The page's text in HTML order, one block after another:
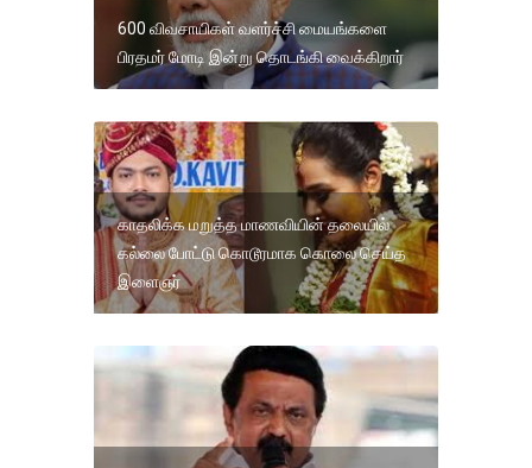
600 விவசாயிகள் வளர்ச்சி மையங்களை
பிரதமர் மோடி இன்று தொடங்கி வைக்கிறார்
காதலிக்க மறுத்த மாணவியின் தலையில்
கல்லை போட்டு கொடூரமாக கொலை செய்த
இளைஞர்